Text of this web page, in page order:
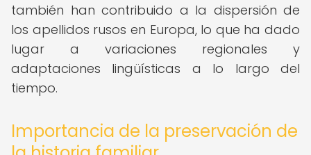
también han contribuido a la dispersión de
los apellidos rusos en Europa, lo que ha dado
lugar a variaciones regionales y
adaptaciones lingüísticas a lo largo del
tiempo.
Importancia de la preservación de